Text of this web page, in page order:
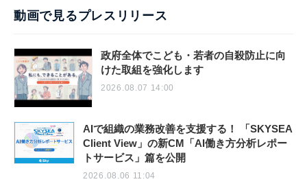
動画で見るプレスリリース
政府全体でこども・若者の自殺防止に向
けた取組を強化します
2026.08.07 14:00
AIで組織の業務改善を支援する！ 「SKYSEA
Client View」の新CM「AI働き方分析レポー
トサービス」篇を公開
2026.08.06 11:04